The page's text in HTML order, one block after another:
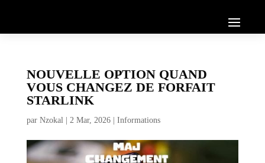
NOUVELLE OPTION QUAND
VOUS CHANGEZ DE FORFAIT
STARLINK
par Nzokal| 2 Mar, 2026| Informations